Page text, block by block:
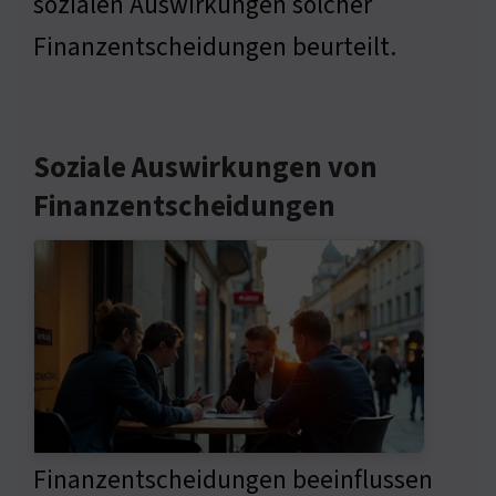
Finanzentscheidungen beurteilt.
Soziale Auswirkungen von
Finanzentscheidungen
Finanzentscheidungen beeinflussen